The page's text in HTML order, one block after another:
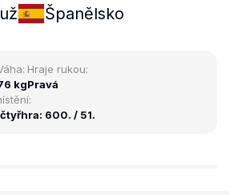
Španělsko
kg
Hraje rukou:
Pravá
čtyřhra: 600. / 51.